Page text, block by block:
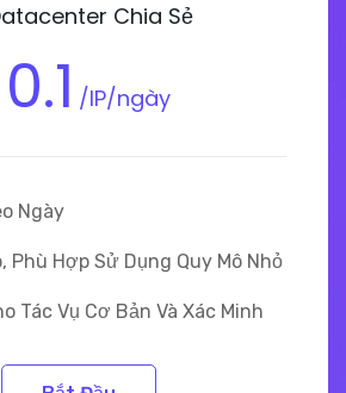
Chia Sẻ
0.1 /IP/ngày
Ngày
Phù Hợp Sử Dụng Quy Mô Nhỏ
Tác Vụ Cơ Bản Và Xác Minh